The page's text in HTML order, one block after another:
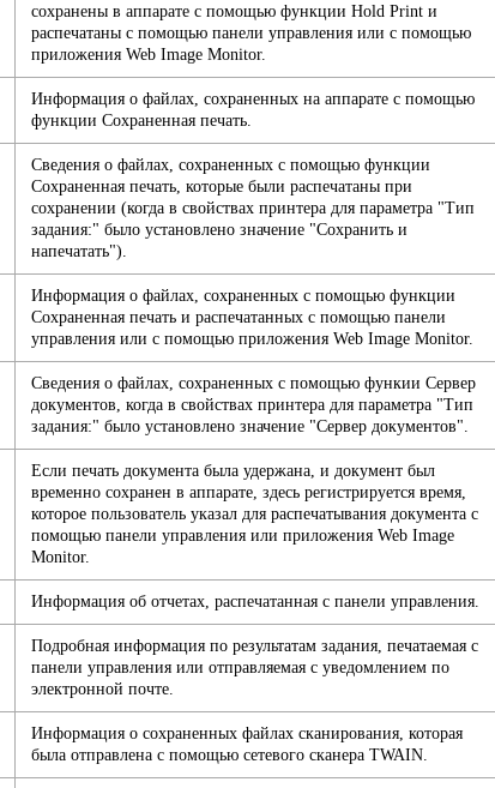
сохранены в аппарате с помощью функции Hold Print и
распечатаны с помощью панели управления или с помощью
приложения Web Image Monitor.
Информация о файлах, сохраненных на аппарате с помощью
функции Сохраненная печать.
Сведения о файлах, сохраненных с помощью функции
Сохраненная печать, которые были распечатаны при
сохранении (когда в свойствах принтера для параметра "Тип
задания:" было установлено значение "Сохранить и
напечатать").
Информация о файлах, сохраненных с помощью функции
Сохраненная печать и распечатанных с помощью панели
управления или с помощью приложения Web Image Monitor.
Сведения о файлах, сохраненных с помощью функии Сервер
документов, когда в свойствах принтера для параметра "Тип
задания:" было установлено значение "Сервер документов".
Если печать документа была удержана, и документ был
временно сохранен в аппарате, здесь регистрируется время,
которое пользователь указал для распечатывания документа с
помощью панели управления или приложения Web Image
Monitor.
Информация об отчетах, распечатанная с панели управления.
Подробная информация по результатам задания, печатаемая с
панели управления или отправляемая с уведомлением по
электронной почте.
Информация о сохраненных файлах сканирования, которая
была отправлена с помощью сетевого сканера TWAIN.